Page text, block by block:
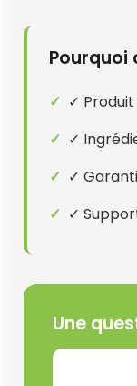
Pourquoi
✓
✓
✓
✓
Une